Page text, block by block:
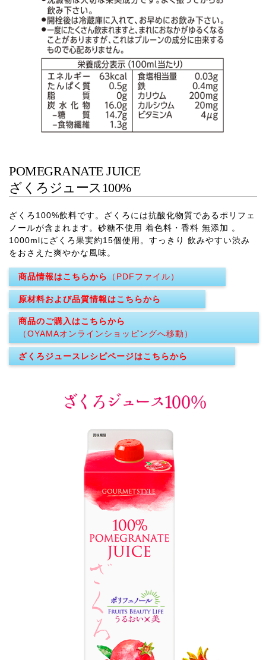
POMEGRANATE JUICE
ざくろジュース100%
ざくろ100%飲料です。ざくろには抗酸化物質であるポリフェ
ノールが含まれます。砂糖不使用 着色料・香料 無添加 。
1000mlにざくろ果実約15個使用。すっきり 飲みやすい渋み
をおさえた爽やかな風味。
商品情報はこちらから （PDFファイル）
原材料および品質情報はこちらから
商品のご購入はこちらから
（OYAMAオンラインショッピングへ移動）
ざくろジュースレシピページはこちらから